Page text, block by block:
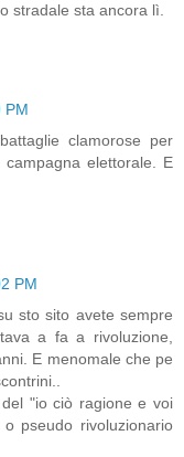
stradale sta ancora lì.
PM
clamorose per
elettorale. E
PM
sto sito avete sempre
a fa a rivoluzione,
E menomale che pe
"io ciò ragione e voi
pseudo rivoluzionario